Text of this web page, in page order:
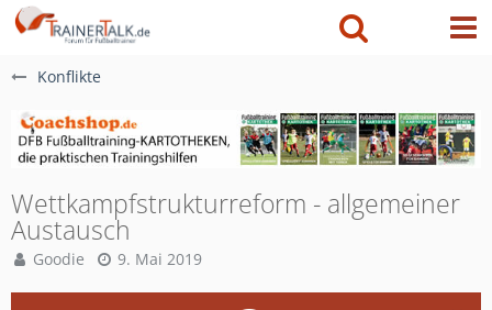
Konflikte
Wettkampfstrukturreform - allgemeiner
Austausch
Goodie 9. Mai 2019